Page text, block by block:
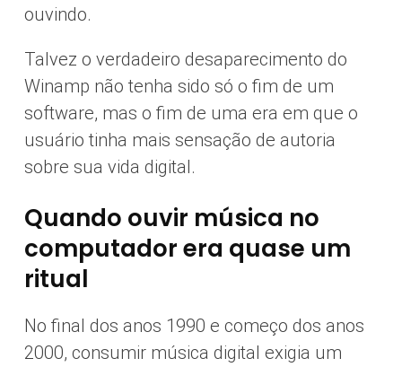
ouvindo.
Talvez o verdadeiro desaparecimento do
Winamp não tenha sido só o fim de um
software, mas o fim de uma era em que o
usuário tinha mais sensação de autoria
sobre sua vida digital.
Quando ouvir música no
computador era quase um
ritual
No final dos anos 1990 e começo dos anos
2000, consumir música digital exigia um